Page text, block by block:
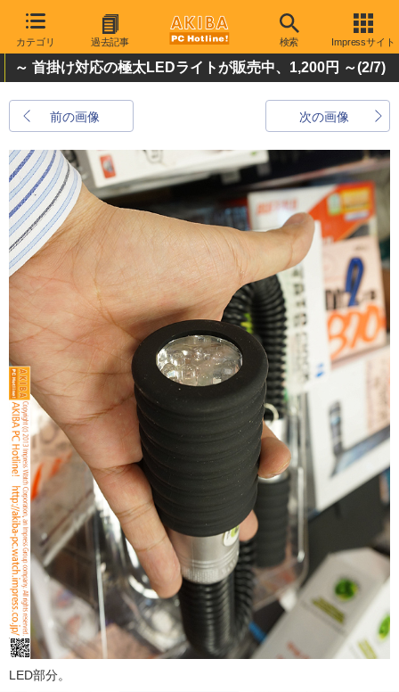
カテゴリ 過去記事 検索 Impressサイト
～ 首掛け対応の極太LEDライトが販売中、1,200円 ～(2/7)
前の画像 次の画像
LED部分。